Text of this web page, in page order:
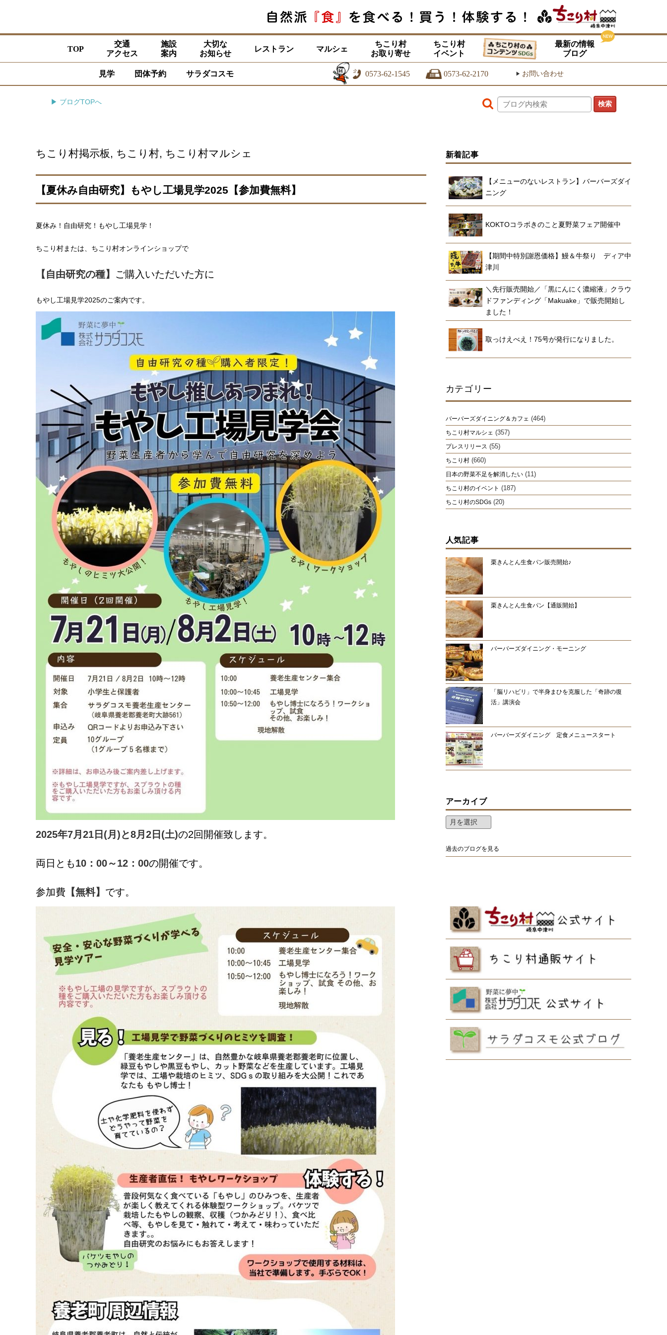
TOP
交通
アクセス
施設
案内
大切な
お知らせ
レストラン マルシェ
ちこり村
お取り寄せ
ちこり村
イベント
最新の情報
ブログ
見学 団体予約 サラダコスモ 0573-62-1545 0573-62-2170 ▶ お問い合わせ
▶ ブログTOPへ
ちこり村掲示板, ちこり村, ちこり村マルシェ
【夏休み自由研究】もやし工場見学2025【参加費無料】
夏休み！自由研究！もやし工場見学！
ちこり村または、ちこり村オンラインショップで
【自由研究の種】 ご購入いただいた方に
もやし工場見学2025のご案内です。
2025年7月21日(月)と8月2日(土)の2回開催致します。
両日とも10：00～12：00の開催です。
参加費 【無料】 です。
新着記事
【メニューのないレストラン】バーバーズダイ
ニング
KOKTOコラボきのこと夏野菜フェア開催中
【期間中特別謝恩価格】鰻＆牛祭り ディア中
津川
＼先行販売開始／「黒にんにく濃縮液」クラウ
ドファンディング「Makuake」で販売開始し
ました！
取っけえべえ！75号が発行になりました。
カテゴリー
バーバーズダイニング＆カフェ (464)
ちこり村マルシェ (357)
プレスリリース (55)
ちこり村(660)
日本の野菜不足を解消したい(11)
ちこり村のイベント (187)
ちこり村のSDGs(20)
人気記事
栗きんとん生食パン販売開始♪
栗きんとん生食パン【通販開始】
バーバーズダイニング・モーニング
「脳リハビリ」で半身まひを克服した「奇跡の復
活」講演会
バーバーズダイニング 定食メニュースタート
アーカイブ
過去のブログを見る